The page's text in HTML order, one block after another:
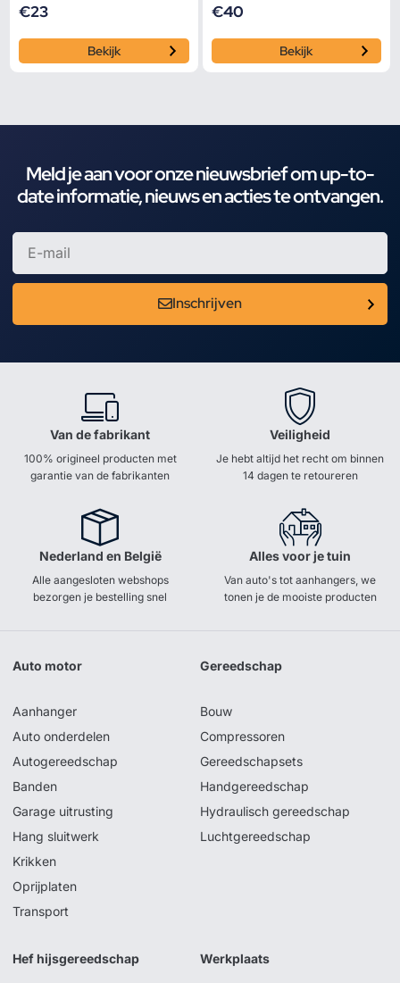
€23
Bekijk
€40
Bekijk
Meld je aan voor onze nieuwsbrief om up-to-
date informatie, nieuws en acties te ontvangen.
Inschrijven
Van de fabrikant
100% origineel producten met
garantie van de fabrikanten
Veiligheid
Je hebt altijd het recht om binnen
14 dagen te retoureren
Nederland en België
Alle aangesloten webshops
bezorgen je bestelling snel
Alles voor je tuin
Van auto's tot aanhangers, we
tonen je de mooiste producten
Auto motor
Aanhanger
Auto onderdelen
Autogereedschap
Banden
Garage uitrusting
Hang sluitwerk
Krikken
Oprijplaten
Transport
Gereedschap
Bouw
Compressoren
Gereedschapsets
Handgereedschap
Hydraulisch gereedschap
Luchtgereedschap
Hef hijsgereedschap Werkplaats